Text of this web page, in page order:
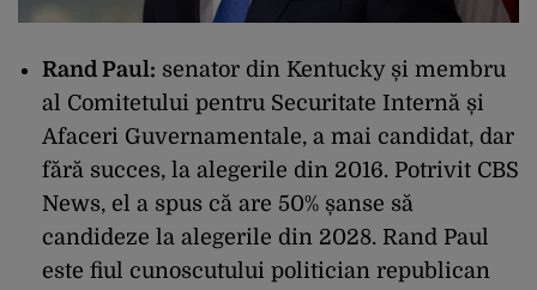
Rand Paul: senator din Kentucky și membru
al Comitetului pentru Securitate Internă și
Afaceri Guvernamentale, a mai candidat, dar
fără succes, la alegerile din 2016. Potrivit CBS
News, el a spus că are 50% șanse să
candideze la alegerile din 2028. Rand Paul
este fiul cunoscutului politician republican